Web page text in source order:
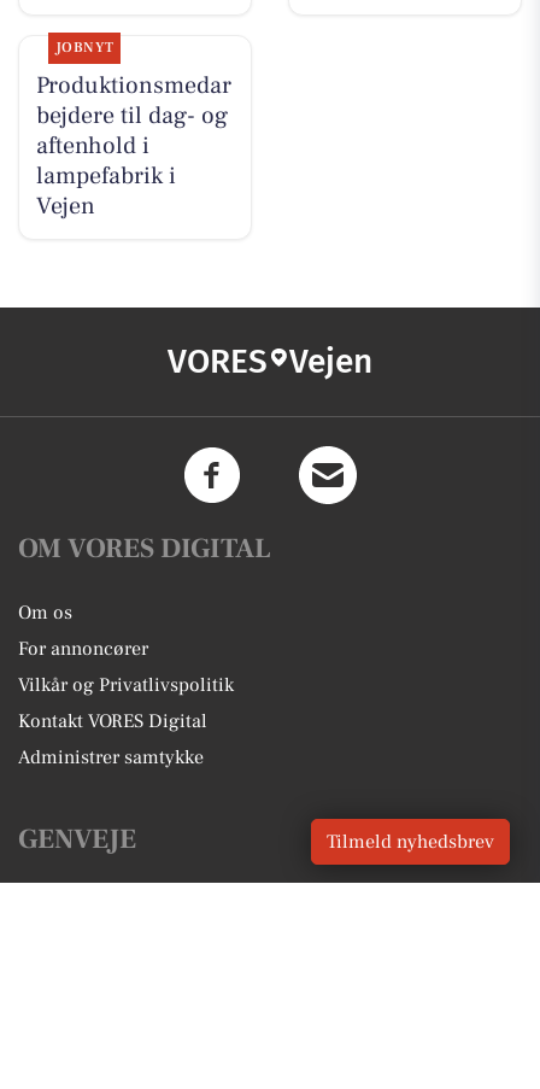
JOBNYT
Produktionsmedar
bejdere til dag- og
aftenhold i
lampefabrik i
Vejen
VORES Vejen
OM VORES DIGITAL
Om os
For annoncører
Vilkår og Privatlivspolitik
Kontakt VORES Digital
Administrer samtykke
GENVEJE Tilmeld nyhedsbrev